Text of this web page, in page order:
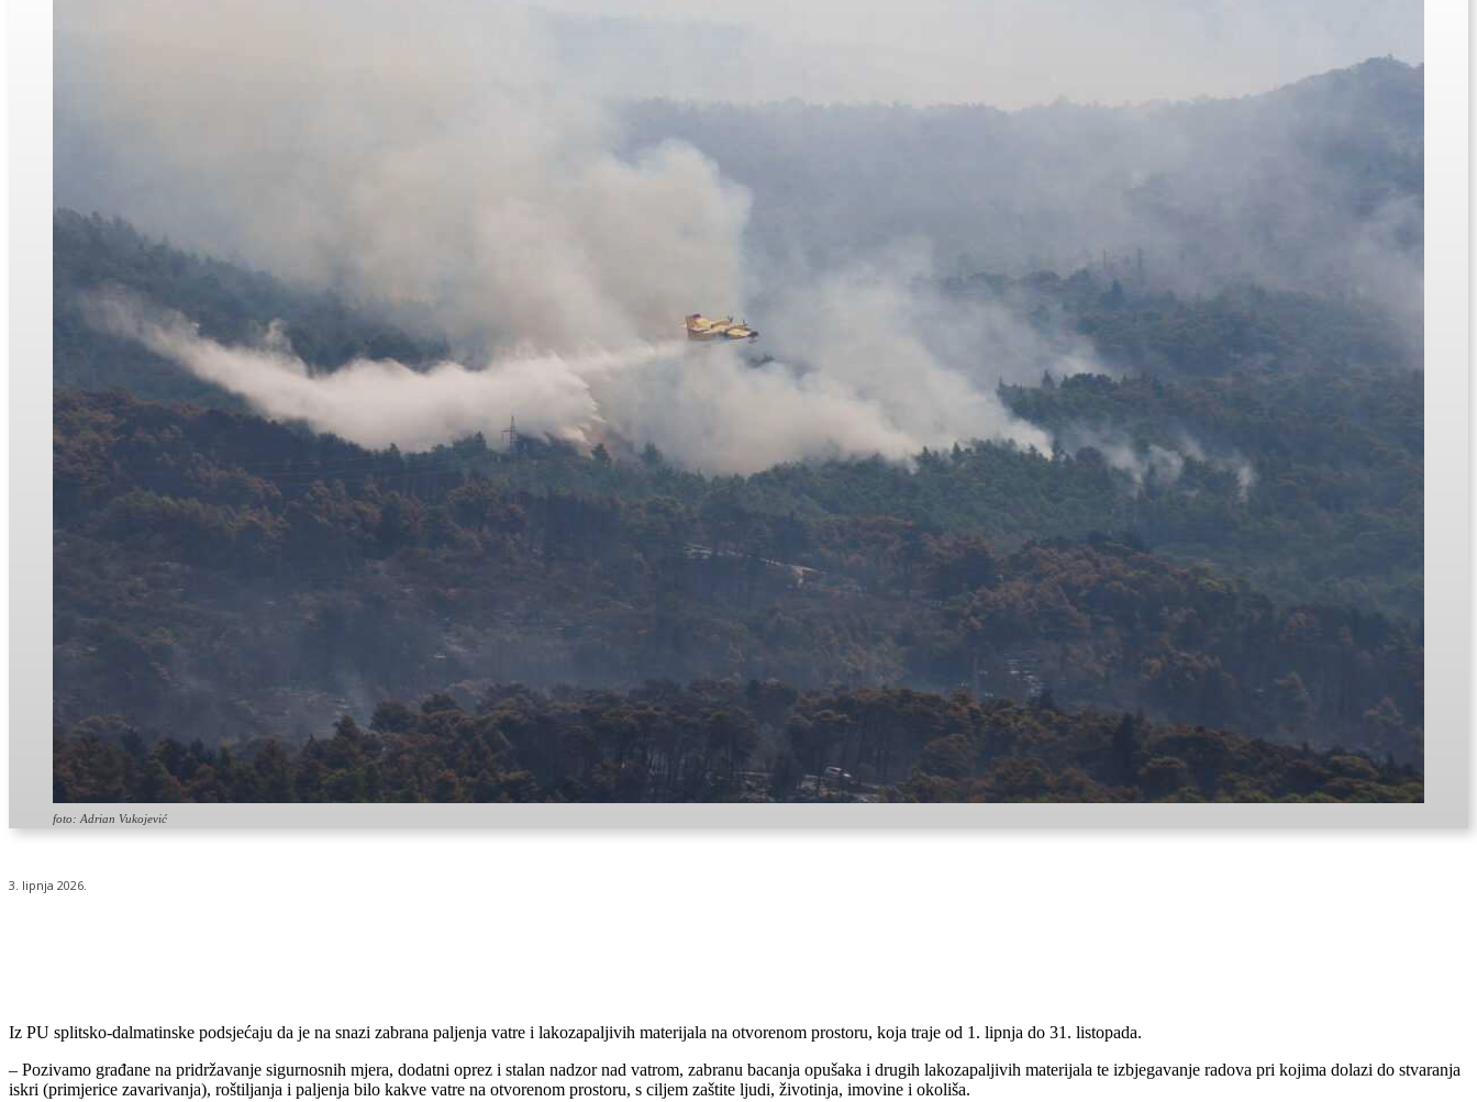
foto: Adrian Vukojević
3. lipnja 2026.
Iz PU splitsko-dalmatinske podsjećaju da je na snazi zabrana paljenja vatre i lakozapaljivih materijala na otvorenom prostoru, koja traje od 1. lipnja do 31. listopada.
– Pozivamo građane na pridržavanje sigurnosnih mjera, dodatni oprez i stalan nadzor nad vatrom, zabranu bacanja opušaka i drugih lakozapaljivih materijala te izbjegavanje radova pri kojima dolazi do stvaranja
iskri (primjerice zavarivanja), roštiljanja i paljenja bilo kakve vatre na otvorenom prostoru, s ciljem zaštite ljudi, životinja, imovine i okoliša.